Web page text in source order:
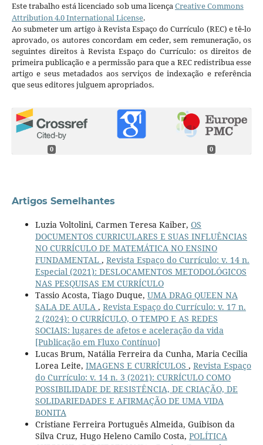
Este trabalho está licenciado sob uma licençaCreative Commons
Attribution 4.0 International License.
Ao submeter um artigo à Revista Espaço do Currículo (REC) e tê-lo
aprovado, os autores concordam em ceder, sem remuneração, os
seguintes direitos à Revista Espaço do Currículo: os direitos de
primeira publicação e a permissão para que a REC redistribua esse
artigo e seus metadados aos serviços de indexação e referência
que seus editores julguem apropriados.
0 0
Artigos Semelhantes
Luzia Voltolini, Carmen Teresa Kaiber, OS
DOCUMENTOS CURRICULARES E SUAS INFLUÊNCIAS
NO CURRÍCULO DE MATEMÁTICA NO ENSINO
FUNDAMENTAL , Revista Espaço do Currículo: v. 14 n.
Especial (2021): DESLOCAMENTOS METODOLÓGICOS
NAS PESQUISAS EM CURRÍCULO
Tassio Acosta, Tiago Duque, UMA DRAG QUEEN NA
SALA DE AULA , Revista Espaço do Currículo: v. 17 n.
2 (2024): O CURRÍCULO, O TEMPO E AS REDES
SOCIAIS: lugares de afetos e aceleração da vida
[Publicação em Fluxo Contínuo]
Lucas Brum, Natália Ferreira da Cunha, Maria Cecilia
Lorea Leite, IMAGENS E CURRÍCULOS , Revista Espaço
do Currículo: v. 14 n. 3 (2021): CURRÍCULO COMO
POSSIBILIDADE DE RESISTÊNCIA, DE CRIAÇÃO, DE
SOLIDARIEDADES E AFIRMAÇÃO DE UMA VIDA
BONITA
Cristiane Ferreira Português Almeida, Guibison da
Silva Cruz, Hugo Heleno Camilo Costa, POLÍTICA